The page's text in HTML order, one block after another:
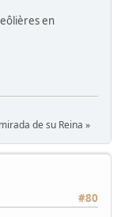
en
de su Reina »
#80